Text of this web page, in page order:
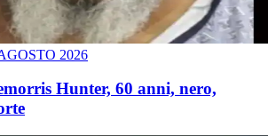
2026
Hunter, 60 anni, nero,